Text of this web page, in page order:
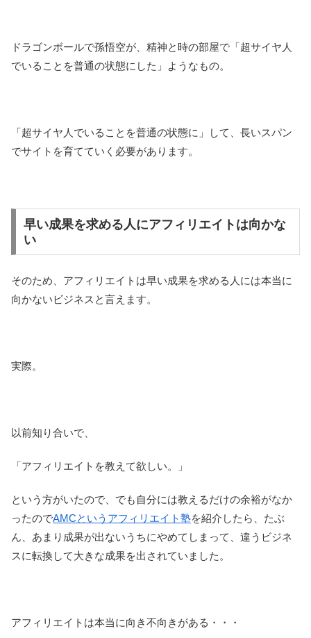
ドラゴンボールで孫悟空が、精神と時の部屋で「超サイヤ人
でいることを普通の状態にした」ようなもの。
「超サイヤ人でいることを普通の状態に」して、長いスパン
でサイトを育てていく必要があります。
早い成果を求める人にアフィリエイトは向かな
い
そのため、アフィリエイトは早い成果を求める人には本当に
向かないビジネスと言えます。
実際。
以前知り合いで、
「アフィリエイトを教えて欲しい。」
という方がいたので、でも自分には教えるだけの余裕がなか
ったのでAMCというアフィリエイト塾を紹介したら、たぶ
ん、あまり成果が出ないうちにやめてしまって、違うビジネ
スに転換して大きな成果を出されていました。
アフィリエイトは本当に向き不向きがある・・・